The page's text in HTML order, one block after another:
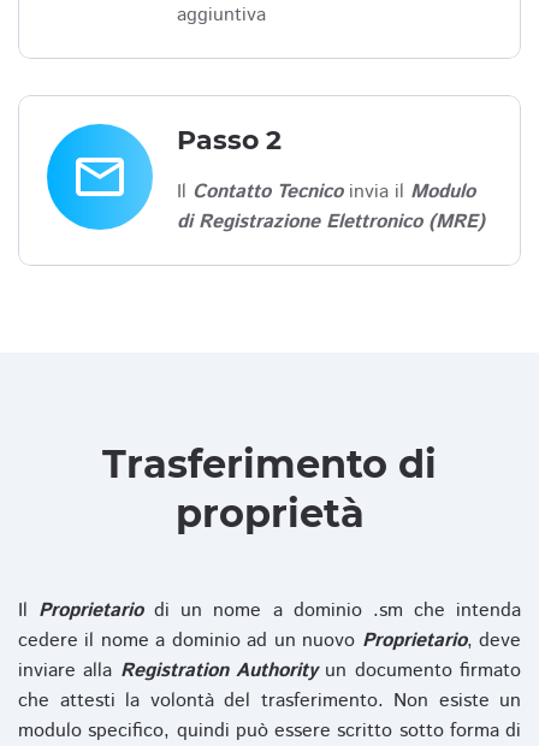
aggiuntiva
email
Passo 2
Il Contatto Tecnicoinvia il Modulo
di Registrazione Elettronico (MRE)
Trasferimento di
proprietà
Il Proprietariodi un nome a dominio .sm che intenda
cedere il nome a dominio ad un nuovo Proprietario, deve
inviare alla Registration Authorityun documento firmato
che attesti la volontà del trasferimento. Non esiste un
modulo specifico, quindi può essere scritto sotto forma di